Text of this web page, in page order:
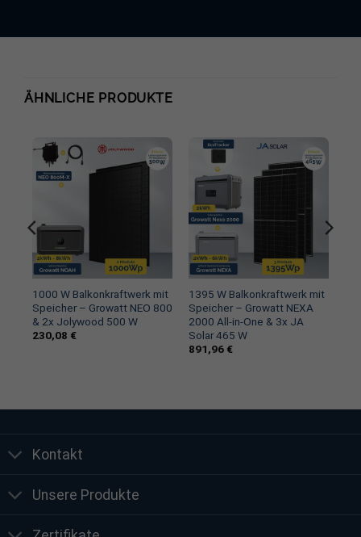
Wirkungsgrad: 22,8 %
Max. Systemspannung: 1500 V
Zelltyp: n-Typ bifaziale monokristalline Siliziumzellen
Farbe: Schwarz
Abmessungen (H x B x T): 1762 mm x 1134 mm x 30 mm
Kabellänge: 1.200 mm
Gewicht: 24,6 kg
Glasstärke: 2 mm
Ladetemperaturbereich: 0~45°C
Entladetemperaturbereich: -20~45°C
ÄHNLICHE PRODUKTE
1000 W Balkonkraftwerk mit
Speicher – Growatt NEO 800
& 2x Jolywood 500 W
230,08 €
1395 W Balkonkraftwerk mit
Speicher – Growatt NEXA
2000 All-in-One & 3x JA
Solar 465 W
891,96 €
Kontakt
Unsere Produkte